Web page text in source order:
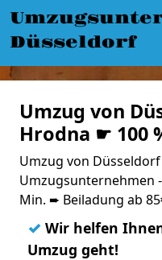
Düsseldorf
Umzug von
Hrodna ☛ 100
Umzug von
Umzugsunternehmen
Min. ➨ Beiladung ab
✓ Wir helfen
Umzug geht!